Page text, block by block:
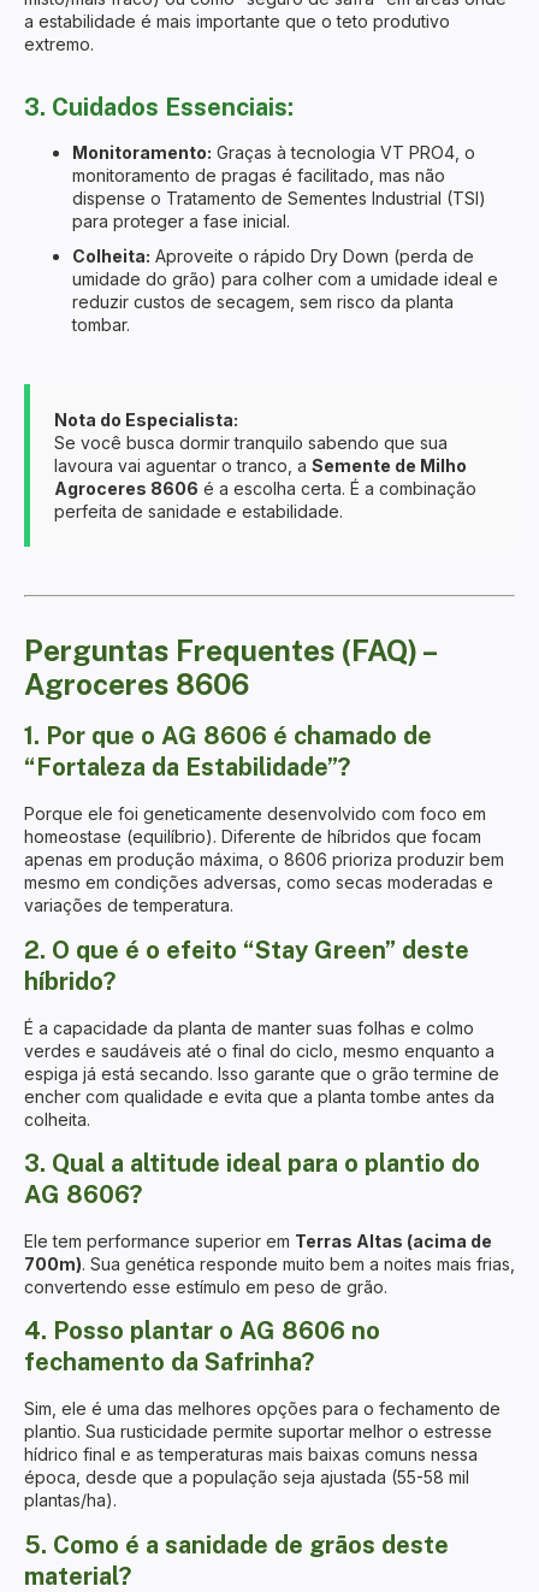
a estabilidade é mais importante que o teto produtivo
extremo.
3. Cuidados Essenciais:
Monitoramento: Graças à tecnologia VT PRO4, o
monitoramento de pragas é facilitado, mas não
dispense o Tratamento de Sementes Industrial (TSI)
para proteger a fase inicial.
Colheita: Aproveite o rápido Dry Down (perda de
umidade do grão) para colher com a umidade ideal e
reduzir custos de secagem, sem risco da planta
tombar.
Nota do Especialista:
Se você busca dormir tranquilo sabendo que sua
lavoura vai aguentar o tranco, a Semente de Milho
Agroceres 8606 é a escolha certa. É a combinação
perfeita de sanidade e estabilidade.
Perguntas Frequentes (FAQ) –
Agroceres 8606
1. Por que o AG 8606 é chamado de
“Fortaleza da Estabilidade”?
Porque ele foi geneticamente desenvolvido com foco em
homeostase (equilíbrio). Diferente de híbridos que focam
apenas em produção máxima, o 8606 prioriza produzir bem
mesmo em condições adversas, como secas moderadas e
variações de temperatura.
2. O que é o efeito “Stay Green” deste
híbrido?
É a capacidade da planta de manter suas folhas e colmo
verdes e saudáveis até o final do ciclo, mesmo enquanto a
espiga já está secando. Isso garante que o grão termine de
encher com qualidade e evita que a planta tombe antes da
colheita.
3. Qual a altitude ideal para o plantio do
AG 8606?
Ele tem performance superior em Terras Altas (acima de
700m). Sua genética responde muito bem a noites mais frias,
convertendo esse estímulo em peso de grão.
4. Posso plantar o AG 8606 no
fechamento da Safrinha?
Sim, ele é uma das melhores opções para o fechamento de
plantio. Sua rusticidade permite suportar melhor o estresse
hídrico final e as temperaturas mais baixas comuns nessa
época, desde que a população seja ajustada (55-58 mil
plantas/ha).
5. Como é a sanidade de grãos deste
material?